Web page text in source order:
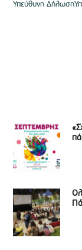
Υπεύθυνη